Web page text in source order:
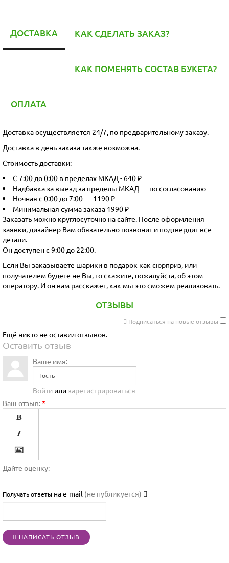
ДОСТАВКА КАК СДЕЛАТЬ ЗАКАЗ?
КАК ПОМЕНЯТЬ СОСТАВ БУКЕТА?
ОПЛАТА
Доставка осуществляется 24/7, по предварительному заказу.
Доставка в день заказа также возможна.
Стоимость доставки:
С 7:00 до 0:00 в пределах МКАД - 640 ₽
Надбавка за выезд за пределы МКАД — по согласованию
Ночная с 0:00 до 7:00 — 1190 ₽
Минимальная сумма заказа 1990 ₽
Заказать можно круглосуточно на сайте. После оформления
заявки, дизайнер Вам обязательно позвонит и подтвердит все
детали.
Он доступен с 9:00 до 22:00.
Если Вы заказываете шарики в подарок как сюрприз, или
получателем будете не Вы, то скажите, пожалуйста, об этом
оператору. И он вам расскажет, как мы это сможем реализовать.
ОТЗЫВЫ
Подписаться на новые отзывы
Ещё никто не оставил отзывов.
Оставить отзыв
Ваше имя:
Войти или зарегистрироваться
Ваш отзыв:*







Дайте оценку:
Получать ответы на e-mail (не публикуется)
НАПИСАТЬ ОТЗЫВ